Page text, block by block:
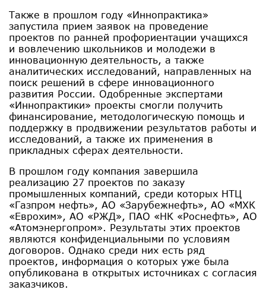
Также в прошлом году «Иннопрактика»
запустила прием заявок на проведение
проектов по ранней профориентации учащихся
и вовлечению школьников и молодежи в
инновационную деятельность, а также
аналитических исследований, направленных на
поиск решений в сфере инновационного
развития России. Одобренные экспертами
«Иннопрактики» проекты смогли получить
финансирование, методологическую помощь и
поддержку в продвижении результатов работы и
исследований, а также их применения в
прикладных сферах деятельности.
В прошлом году компания завершила
реализацию 27 проектов по заказу
промышленных компаний, среди которых НТЦ
«Газпром нефть», АО «Зарубежнефть», АО «МХК
«Еврохим», АО «РЖД», ПАО «НК «Роснефть», АО
«Атомэнергопром». Результаты этих проектов
являются конфиденциальными по условиям
договоров. Однако среди них есть ряд
проектов, информация о которых уже была
опубликована в открытых источниках с согласия
заказчиков.